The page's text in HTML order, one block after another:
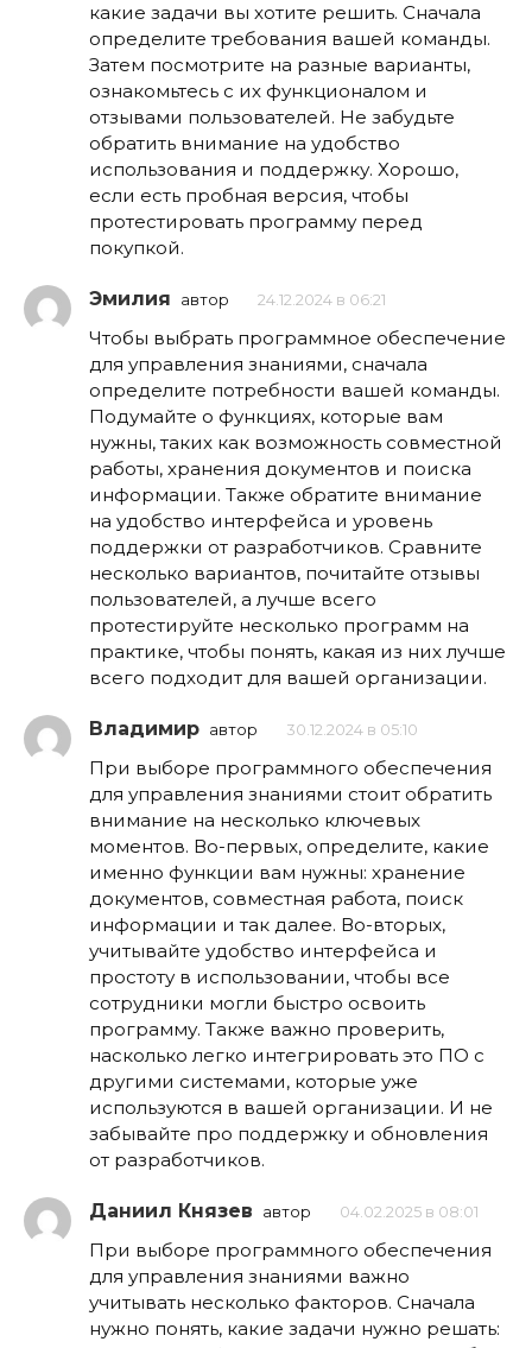
какие задачи вы хотите решить. Сначала
определите требования вашей команды.
Затем посмотрите на разные варианты,
ознакомьтесь с их функционалом и
отзывами пользователей. Не забудьте
обратить внимание на удобство
использования и поддержку. Хорошо,
если есть пробная версия, чтобы
протестировать программу перед
покупкой.
Эмилия автор 24.12.2024 в 06:21
Чтобы выбрать программное обеспечение
для управления знаниями, сначала
определите потребности вашей команды.
Подумайте о функциях, которые вам
нужны, таких как возможность совместной
работы, хранения документов и поиска
информации. Также обратите внимание
на удобство интерфейса и уровень
поддержки от разработчиков. Сравните
несколько вариантов, почитайте отзывы
пользователей, а лучше всего
протестируйте несколько программ на
практике, чтобы понять, какая из них лучше
всего подходит для вашей организации.
Владимир автор 30.12.2024 в 05:10
При выборе программного обеспечения
для управления знаниями стоит обратить
внимание на несколько ключевых
моментов. Во-первых, определите, какие
именно функции вам нужны: хранение
документов, совместная работа, поиск
информации и так далее. Во-вторых,
учитывайте удобство интерфейса и
простоту в использовании, чтобы все
сотрудники могли быстро освоить
программу. Также важно проверить,
насколько легко интегрировать это ПО с
другими системами, которые уже
используются в вашей организации. И не
забывайте про поддержку и обновления
от разработчиков.
Даниил Князев автор 04.02.2025 в 08:01
При выборе программного обеспечения
для управления знаниями важно
учитывать несколько факторов. Сначала
нужно понять, какие задачи нужно решать: